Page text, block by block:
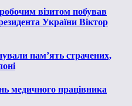
візитом побував
України Віктор
пам’ять страчених,
медичного працівника